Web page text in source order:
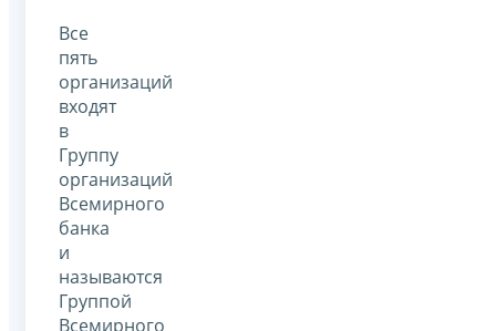
Все
пять
организаций
входят
в
Группу
организаций
Всемирного
банка
и
называются
Группой
Всемирного